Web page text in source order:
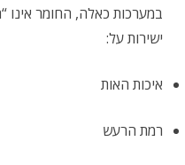
במערכות כאלה, החומר אינו
ישירות על:
איכות האות
רמת הרעש